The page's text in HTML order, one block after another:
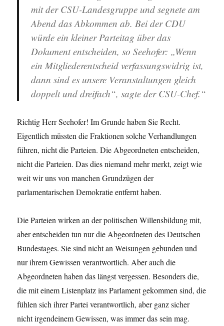
mit der CSU-Landesgruppe und segnete am
Abend das Abkommen ab. Bei der CDU
würde ein kleiner Parteitag über das
Dokument entscheiden, so Seehofer: „Wenn
ein Mitgliederentscheid verfassungswidrig ist,
dann sind es unsere Veranstaltungen gleich
doppelt und dreifach“, sagte der CSU-Chef.“
Richtig Herr Seehofer! Im Grunde haben Sie Recht.
Eigentlich müssten die Fraktionen solche Verhandlungen
führen, nicht die Parteien. Die Abgeordneten entscheiden,
nicht die Parteien. Das dies niemand mehr merkt, zeigt wie
weit wir uns von manchen Grundzügen der
parlamentarischen Demokratie entfernt haben.
Die Parteien wirken an der politischen Willensbildung mit,
aber entscheiden tun nur die Abgeordneten des Deutschen
Bundestages. Sie sind nicht an Weisungen gebunden und
nur ihrem Gewissen verantwortlich. Aber auch die
Abgeordneten haben das längst vergessen. Besonders die,
die mit einem Listenplatz ins Parlament gekommen sind, die
fühlen sich ihrer Partei verantwortlich, aber ganz sicher
nicht irgendeinem Gewissen, was immer das sein mag.